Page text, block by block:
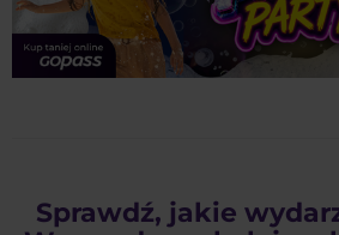
Sprawdź, jakie